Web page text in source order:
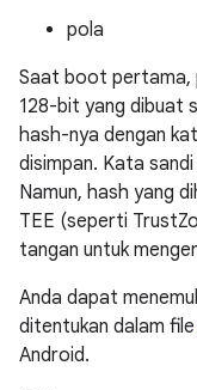
pola
Saat boot pertama,
128-bit yang dibuat
hash-nya dengan
disimpan. Kata
Namun, hash yang
TEE (seperti
tangan untuk
Anda dapat
ditentukan dalam file
Android.